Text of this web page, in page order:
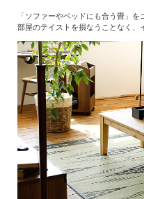
「ソファーやベッドにも合う畳」
部屋のテイストを損なうことなく、